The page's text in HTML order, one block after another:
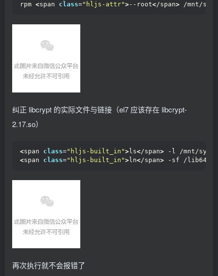
rpm <span class="hljs-attr">--root</span> /mnt/
纠正 libcrypt 的实际文件与链接（el7 应该存在 libcrypt-
2.17.so）
<span class="hljs-built_in"> ls</span> -l /mnt/
<span class="hljs-built_in"> ln</span> -sf /lib64/
再次执行就不会报错了